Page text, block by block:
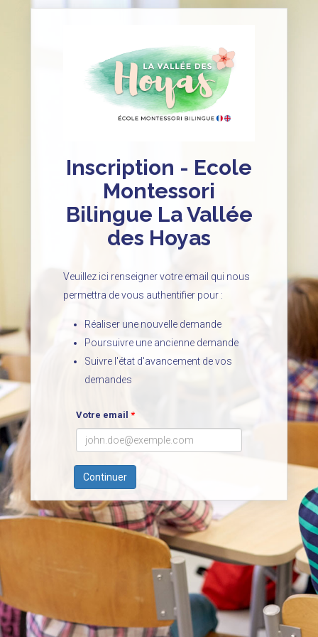
Inscription - Ecole
Montessori
Bilingue La Vallée
des Hoyas
Veuillez ici renseigner votre email qui nous
permettra de vous authentifier pour :
Réaliser une nouvelle demande
Poursuivre une ancienne demande
Suivre l'état d'avancement de vos
demandes
Votre email *
Continuer